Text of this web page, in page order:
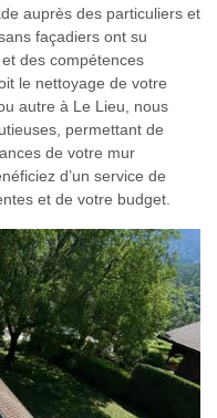
auprès des particuliers et
façadiers ont su
des compétences
le nettoyage de votre
autre à Le Lieu, nous
permettant de
de votre mur
d’un service de
et de votre budget.